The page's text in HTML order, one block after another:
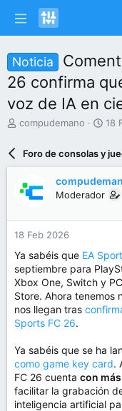
Noticia
26 confirma
voz de IA en
I
a
r
d
e
t
e
m
a
compudemano
F
c
h
d
e
n
i
o
18
Foro de consolas y
Moderador
18 Feb 2026
Ya sabéis que EA
septiembre para
Xbox One, Switch y
Store. Ahora tenemos
nos llegan tras
Sports FC 26.
Ya sabéis que se ha
como game key card.
FC 26 cuenta con
facilitar la grabación
inteligencia artificial